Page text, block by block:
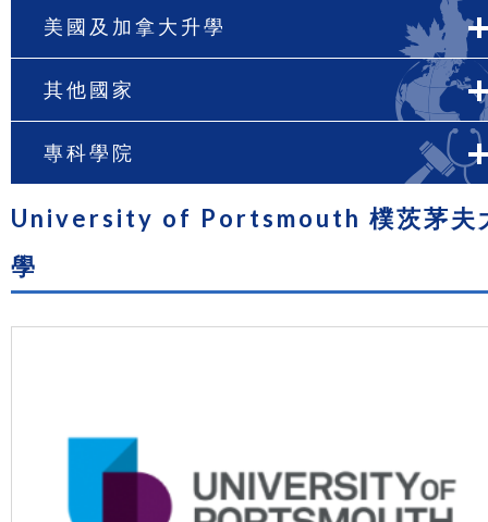
美國及加拿大升學
其他國家
專科學院
University of Portsmouth 樸茨茅夫
學